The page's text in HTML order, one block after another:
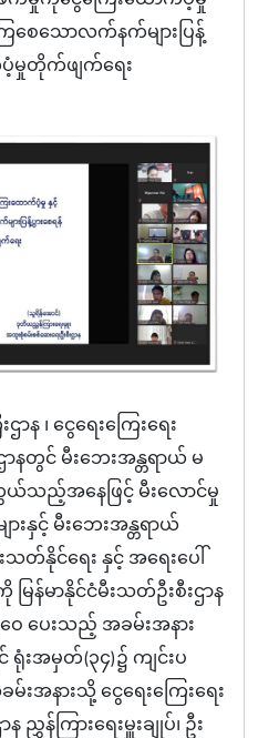
စေသောလက်နက်များပြန့်
ပံ့မှုတိုက်ဖျက်ရေး
န ၊ ငွေရေးကြေးရေး
ာနတွင် မီးဘေးအန္တရာယ် မ
ယ်သည့်အနေဖြင့် မီးလောင်မှု
းနှင့် မီးဘေးအန္တရာယ်
သတ်နိုင်ရေး နှင့် အရေးပေါ်
ြန်မာနိုင်ငံမီးသတ်ဦးစီးဌာန
ေ ပေးသည့် အခမ်းအနား
ရုံးအမှတ်(၃၄)၌ ကျင်းပ
အနားသို့ ငွေရေးကြေးရေး
ညွှန်ကြားရေးမှူးချုပ်၊ ဦး